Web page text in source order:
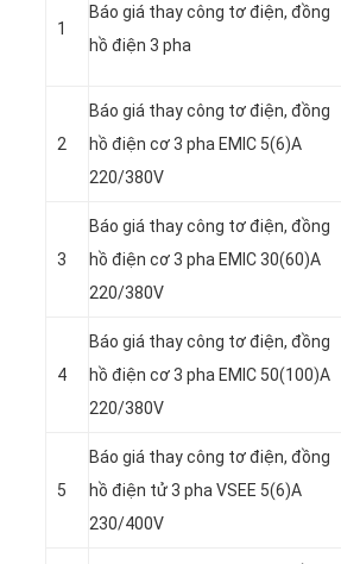
1
Báo giá thay công tơ điện, đồng
hồ điện 3 pha
2
Báo giá thay công tơ điện, đồng
hồ điện cơ 3 pha EMIC 5(6)A
220/380V
3
Báo giá thay công tơ điện, đồng
hồ điện cơ 3 pha EMIC 30(60)A
220/380V
4
Báo giá thay công tơ điện, đồng
hồ điện cơ 3 pha EMIC 50(100)A
220/380V
5
Báo giá thay công tơ điện, đồng
hồ điện tử 3 pha VSEE 5(6)A
230/400V